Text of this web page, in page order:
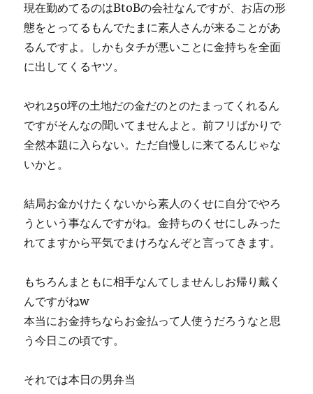
現在勤めてるのはBtoBの会社なんですが、お店の形
態をとってるもんでたまに素人さんが来ることがあ
るんですよ。しかもタチが悪いことに金持ちを全面
に出してくるヤツ。
やれ250坪の土地だの金だのとのたまってくれるん
ですがそんなの聞いてませんよと。前フリばかりで
全然本題に入らない。ただ自慢しに来てるんじゃな
いかと。
結局お金かけたくないから素人のくせに自分でやろ
うという事なんですがね。金持ちのくせにしみった
れてますから平気でまけろなんぞと言ってきます。
もちろんまともに相手なんてしませんしお帰り戴く
んですがねw
本当にお金持ちならお金払って人使うだろうなと思
う今日この頃です。
それでは本日の男弁当